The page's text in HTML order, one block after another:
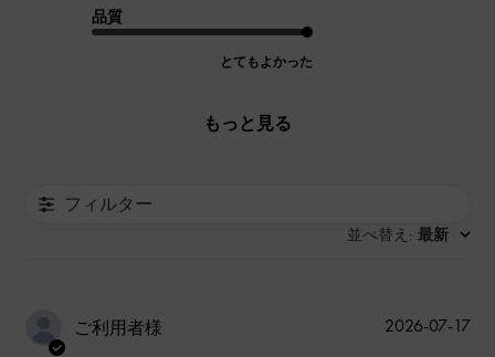
品質
とてもよかった
もっと見る
フィルター
並べ替え : 最新
ご利用者様
公
2026-07-17